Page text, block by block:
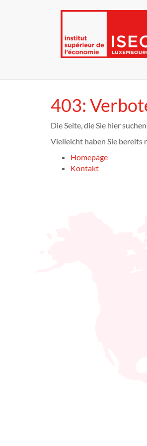
403:
Die Seite, die Sie hier
Vielleicht haben Sie bereits
Homepage
Kontakt